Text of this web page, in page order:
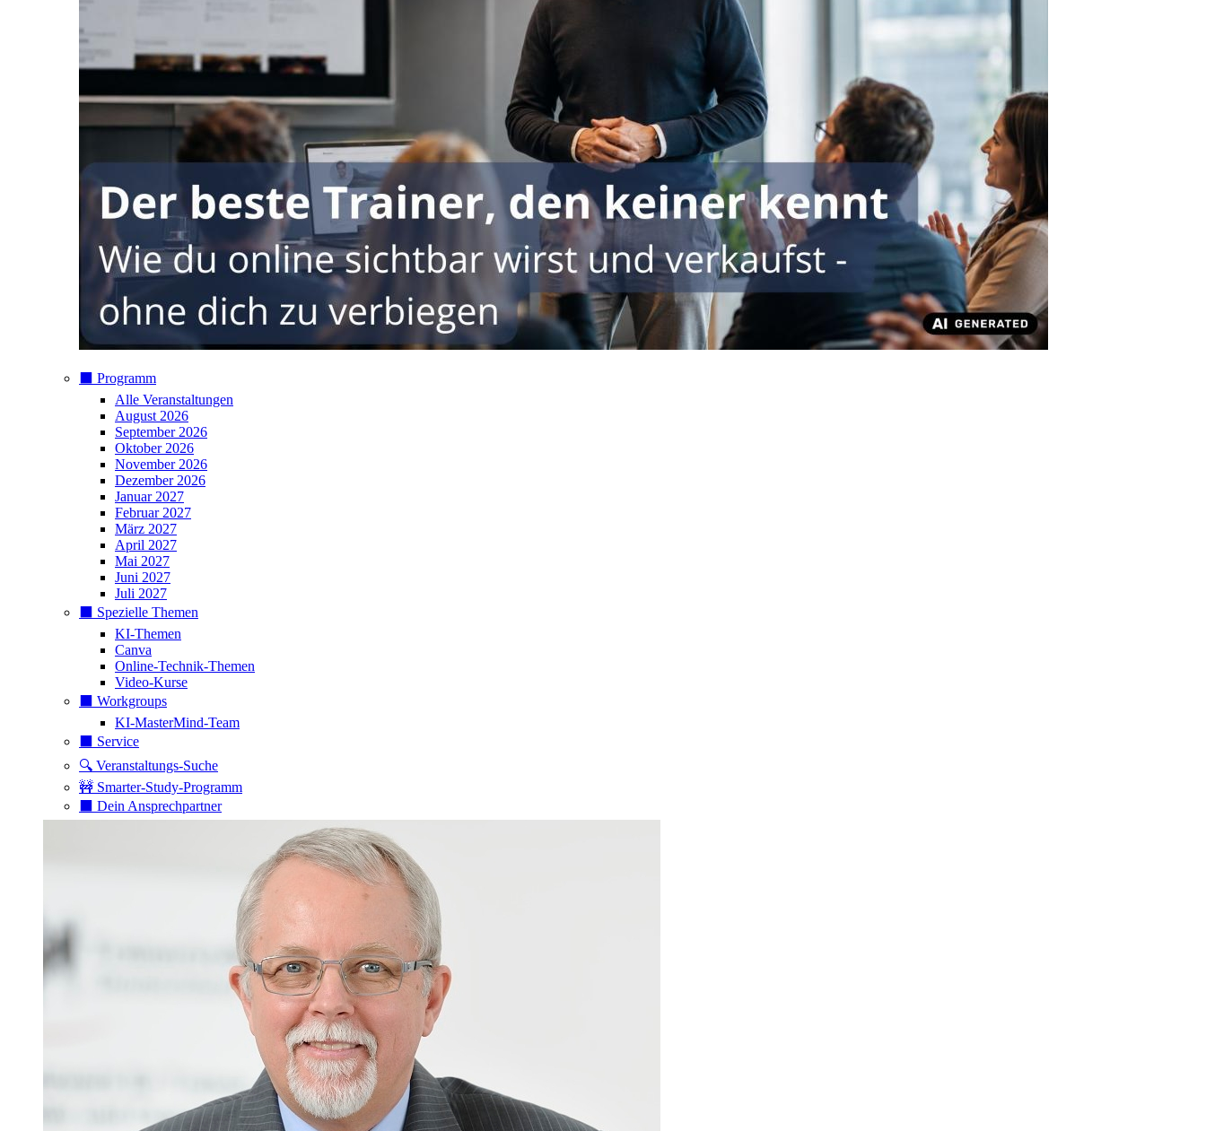
⬛️ Programm
Alle Veranstaltungen
August 2026
September 2026
Oktober 2026
November 2026
Dezember 2026
Januar 2027
Februar 2027
März 2027
April 2027
Mai 2027
Juni 2027
Juli 2027
⬛️ Spezielle Themen
KI-Themen
Canva
Online-Technik-Themen
Video-Kurse
⬛️ Workgroups
KI-MasterMind-Team
⬛️ Service
🔍 Veranstaltungs-Suche
🚧 Smarter-Study-Programm
⬛️ Dein Ansprechpartner